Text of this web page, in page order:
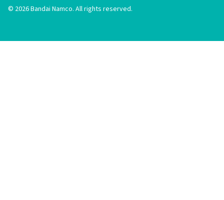
© 2026Bandai Namco. All rights reserved.